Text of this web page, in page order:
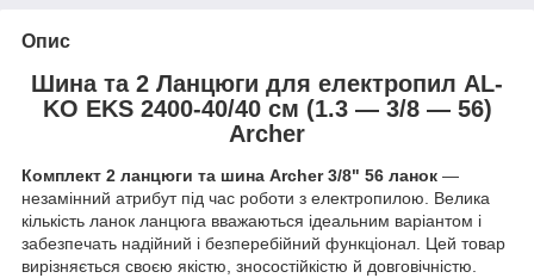
Опис
Шина та 2 Ланцюги для електропил AL-
KO EKS 2400-40/40 см (1.3 — 3/8 — 56)
Archer
Комплект 2 ланцюги та шина Archer 3/8" 56 ланок —
незамінний атрибут під час роботи з електропилою. Велика
кількість ланок ланцюга вважаються ідеальним варіантом і
забезпечать надійний і безперебійний функціонал. Цей товар
вирізняється своєю якістю, зносостійкістю й довговічністю.